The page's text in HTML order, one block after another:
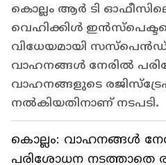
കൊല്ലം ആർ ടി
വെഹിക്കിൾ
വിധേയമായി
വാഹനങ്ങൾ നേരിൽ
വാഹനങ്ങളുടെ
നൽകിയതിനാണ് നടപടി.
കൊല്ലം: വാഹനങ്ങൾ
പരിശോധന നടത്താതെ